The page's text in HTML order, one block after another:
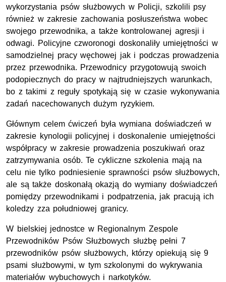
wykorzystania psów służbowych w Policji, szkolili psy
również w zakresie zachowania posłuszeństwa wobec
swojego przewodnika, a także kontrolowanej agresji i
odwagi. Policyjne czworonogi doskonaliły umiejętności w
samodzielnej pracy węchowej jak i podczas prowadzenia
przez przewodnika. Przewodnicy przygotowują swoich
podopiecznych do pracy w najtrudniejszych warunkach,
bo z takimi z reguły spotykają się w czasie wykonywania
zadań nacechowanych dużym ryzykiem.
Głównym celem ćwiczeń była wymiana doświadczeń w
zakresie kynologii policyjnej i doskonalenie umiejętności
współpracy w zakresie prowadzenia poszukiwań oraz
zatrzymywania osób. Te cykliczne szkolenia mają na
celu nie tylko podniesienie sprawności psów służbowych,
ale są także doskonałą okazją do wymiany doświadczeń
pomiędzy przewodnikami i podpatrzenia, jak pracują ich
koledzy zza południowej granicy.
W bielskiej jednostce w Regionalnym Zespole
Przewodników Psów Służbowych służbę pełni 7
przewodników psów służbowych, którzy opiekują się 9
psami służbowymi, w tym szkolonymi do wykrywania
materiałów wybuchowych i narkotyków.